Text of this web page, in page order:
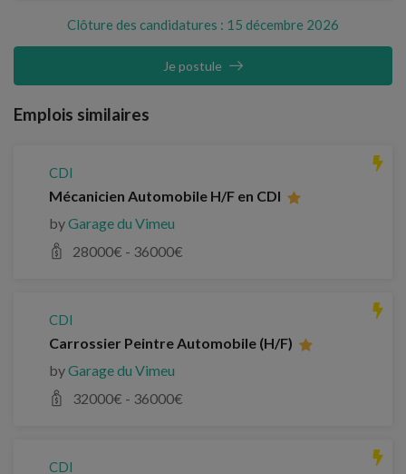
Clôture des candidatures : 15 décembre 2026
Je postule
Emplois similaires
CDI
Mécanicien Automobile H/F en CDI
byGarage du Vimeu
28000€ - 36000€
CDI
Carrossier Peintre Automobile (H/F)
byGarage du Vimeu
32000€ - 36000€
CDI